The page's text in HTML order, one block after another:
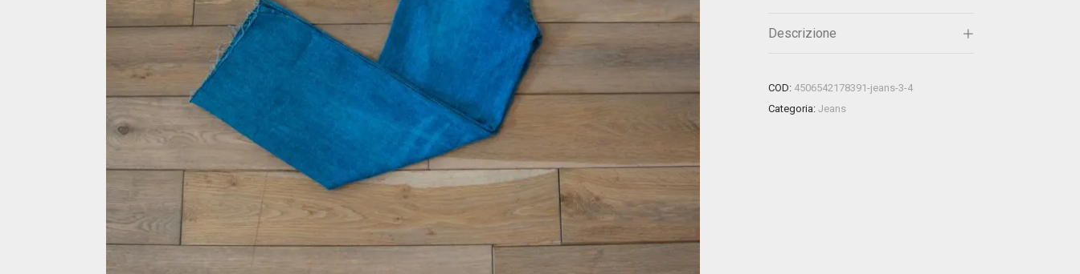
Descrizione
COD: 4506542178391-jeans-3-4
Categoria: Jeans